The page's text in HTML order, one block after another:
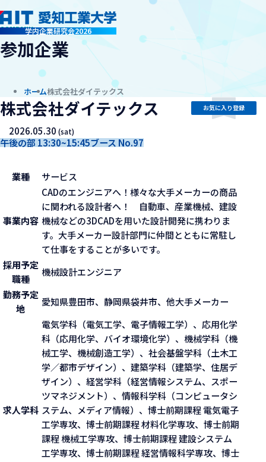
学内企業研究会2026
company
参加企業
ホーム株式会社ダイテックス
株式会社ダイテックス
2026.05.30(sat)
午後の部 13:30~15:45ブース No.97
お気に入り登録
業種 サービス
事業内容
CADのエンジニアへ！様々な大手メーカーの商品
に関われる設計者へ！ 自動車、産業機械、建設
機械などの3DCADを用いた設計開発に携わりま
す。大手メーカー設計部門に仲間とともに常駐し
て仕事をすることが多いです。
採用予定
職種
機械設計エンジニア
勤務予定
地
愛知県豊田市、静岡県袋井市、他大手メーカー
求人学科
電気学科（電気工学、電子情報工学）、応用化学
科（応用化学、バイオ環境化学）、機械学科（機
械工学、機械創造工学）、社会基盤学科（土木工
学／都市デザイン）、建築学科（建築学、住居デ
ザイン）、経営学科（経営情報システム、スポー
ツマネジメント）、情報科学科（コンピュータシ
ステム、メディア情報）、博士前期課程 電気電子
工学専攻、博士前期課程 材料化学専攻、博士前期
課程 機械工学専攻、博士前期課程 建設システム
工学専攻、博士前期課程 経営情報科学専攻、博士